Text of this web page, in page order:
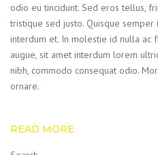
odio eu tincidunt. Sed eros tellus,
tristique sed justo. Quisque
interdum et. In molestie id nulla ac
augue, sit amet interdum lorem
nibh, commodo consequat odio.
ornare.
READ MORE